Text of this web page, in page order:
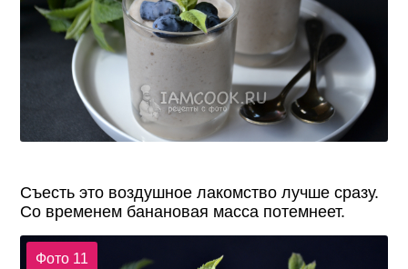
Съесть это воздушное лакомство лучше сразу.
Со временем банановая масса потемнеет.
Фото 11